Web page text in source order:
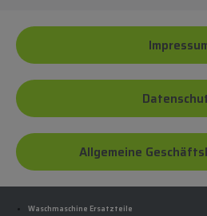
Allgemeine
Waschmaschine Ersatzteile